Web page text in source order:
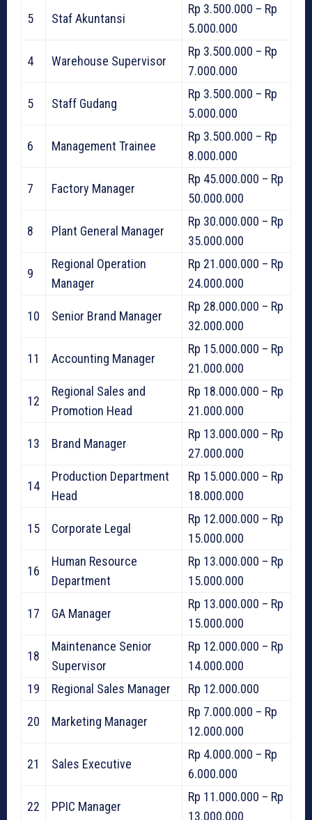
5 Staf Akuntansi
Rp 3.500.000 – Rp
5.000.000
4 Warehouse Supervisor
Rp 3.500.000 – Rp
7.000.000
5 Staff Gudang
Rp 3.500.000 – Rp
5.000.000
6 Management Trainee
Rp 3.500.000 – Rp
8.000.000
7 Factory Manager
Rp 45.000.000 – Rp
50.000.000
8 Plant General Manager
Rp 30.000.000 – Rp
35.000.000
9
Regional Operation
Manager
Rp 21.000.000 – Rp
24.000.000
10 Senior Brand Manager
Rp 28.000.000 – Rp
32.000.000
11 Accounting Manager
Rp 15.000.000 – Rp
21.000.000
12
Regional Sales and
Promotion Head
Rp 18.000.000 – Rp
21.000.000
13 Brand Manager
Rp 13.000.000 – Rp
27.000.000
14
Production Department
Head
Rp 15.000.000 – Rp
18.000.000
15 Corporate Legal
Rp 12.000.000 – Rp
15.000.000
16
Human Resource
Department
Rp 13.000.000 – Rp
15.000.000
17 GA Manager
Rp 13.000.000 – Rp
15.000.000
18
Maintenance Senior
Supervisor
Rp 12.000.000 – Rp
14.000.000
19
Regional Sales Manager Rp 12.000.000
20 Marketing Manager
Rp 7.000.000 – Rp
12.000.000
21 Sales Executive
Rp 4.000.000 – Rp
6.000.000
22 PPIC Manager
Rp 11.000.000 – Rp
13.000.000